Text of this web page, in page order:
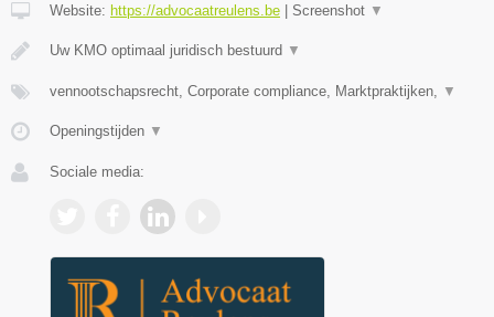
Website: https://advocaatreulens.be Screenshot ▼
Uw KMO optimaal juridisch bestuurd ▼
vennootschapsrecht, Corporate compliance, Marktpraktijken, ▼
Openingstijden ▼
Sociale media: